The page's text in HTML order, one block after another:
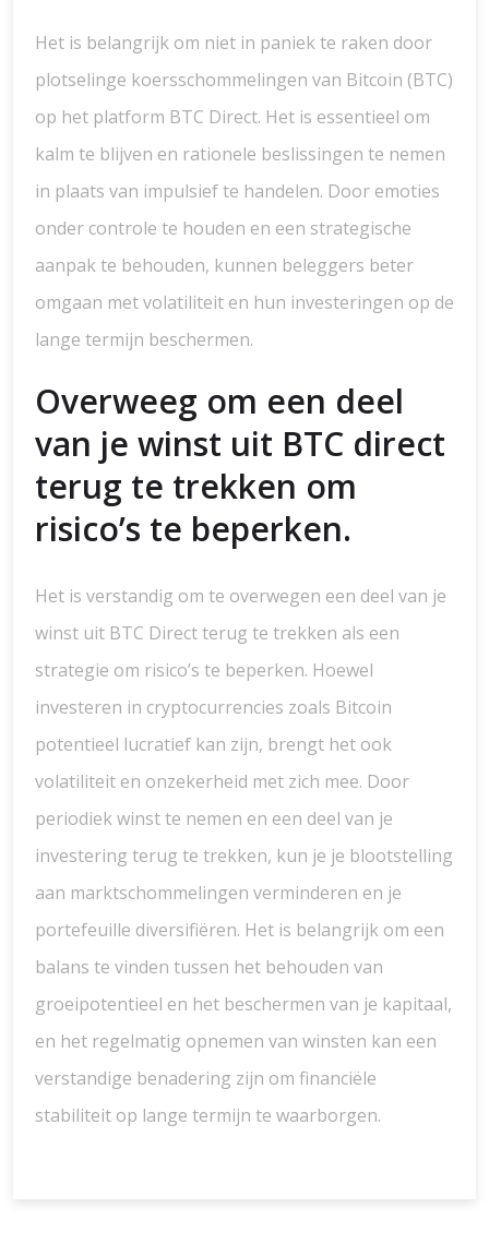
Het is belangrijk om niet in paniek te raken door
plotselinge koersschommelingen van Bitcoin (BTC)
op het platform BTC Direct. Het is essentieel om
kalm te blijven en rationele beslissingen te nemen
in plaats van impulsief te handelen. Door emoties
onder controle te houden en een strategische
aanpak te behouden, kunnen beleggers beter
omgaan met volatiliteit en hun investeringen op de
lange termijn beschermen.
Overweeg om een deel
van je winst uit BTC direct
terug te trekken om
risico’s te beperken.
Het is verstandig om te overwegen een deel van je
winst uit BTC Direct terug te trekken als een
strategie om risico’s te beperken. Hoewel
investeren in cryptocurrencies zoals Bitcoin
potentieel lucratief kan zijn, brengt het ook
volatiliteit en onzekerheid met zich mee. Door
periodiek winst te nemen en een deel van je
investering terug te trekken, kun je je blootstelling
aan marktschommelingen verminderen en je
portefeuille diversifiëren. Het is belangrijk om een
balans te vinden tussen het behouden van
groeipotentieel en het beschermen van je kapitaal,
en het regelmatig opnemen van winsten kan een
verstandige benadering zijn om financiële
stabiliteit op lange termijn te waarborgen.